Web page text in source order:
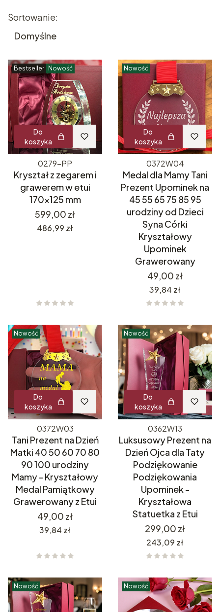
Lista produktów
Sortowanie:
Domyślne
Bestseller Nowość
Do
koszyka
0279-PP
Kryształ z zegarem i
grawerem w etui
170x125 mm
Cena
599,00 zł
Cena
486,99 zł
Nowość
Do
koszyka
0372W04
Medal dla Mamy Tani
Prezent Upominek na
45 55 65 75 85 95
urodziny od Dzieci
Syna Córki
Kryształowy
Upominek
Grawerowany
Cena
49,00 zł
Cena
39,84 zł
Nowość
Do
koszyka
0372W03
Tani Prezent na Dzień
Matki 40 50 60 70 80
90 100 urodziny
Mamy - Kryształowy
Medal Pamiątkowy
Grawerowany z Etui
Cena
49,00 zł
Cena
39,84 zł
Nowość
Do
koszyka
0362W13
Luksusowy Prezent na
Dzień Ojca dla Taty
Podziękowanie
Podziękowania
Upominek -
Kryształowa
Statuetka z Etui
Cena
299,00 zł
Cena
243,09 zł
Nowość Nowość